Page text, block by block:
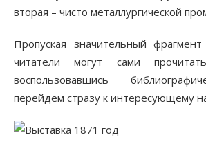
вторая – чисто металлургической
Пропуская значительный
читатели могут сами
воспользовавшись
перейдем стразу к интересующему